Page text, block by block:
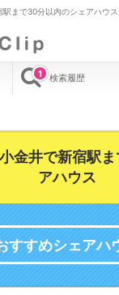
まで30分以内のシェアハウス
検索履歴
1
金井で新宿駅
アハウス
すすめシェアハ